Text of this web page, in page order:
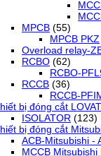
MPCB (55)
MPCB PKZ
Overload relay-
RCBO (62)
RCBO-
RCCB (36)
RCCB-
bị đóng cắt
ISOLATOR (123)
bị đóng cắt
ACB-Mitsubishi -
MCCB Mitsubishi